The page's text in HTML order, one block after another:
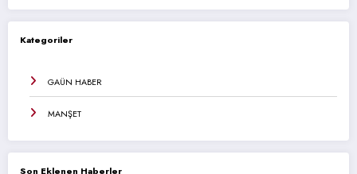
Kategoriler
GAÜN HABER
MANŞET
Son Eklenen Haberler